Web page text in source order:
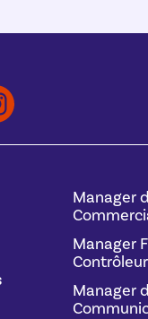
Manager
Manager
Manager